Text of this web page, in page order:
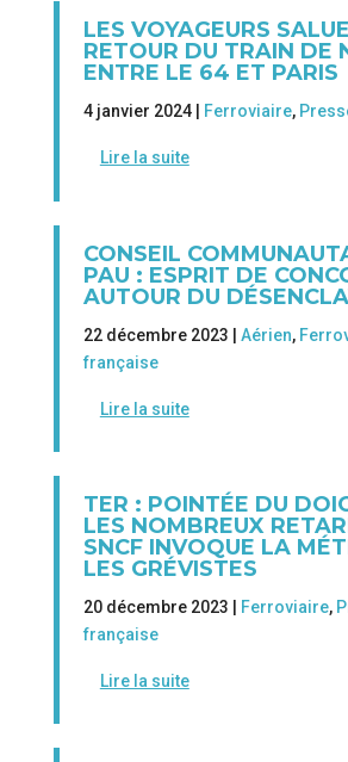
LES VOYAGEURS
RETOUR DU TRAIN DE
ENTRE LE 64 ET PARIS
4 janvier 2024 | Ferroviaire,
Lire la suite
CONSEIL
PAU : ESPRIT DE
AUTOUR DU
22 décembre 2023 | Aérien,
française
Lire la suite
TER : POINTÉE DU
LES NOMBREUX
SNCF INVOQUE LA
LES GRÉVISTES
20 décembre 2023 | Ferroviaire,
française
Lire la suite